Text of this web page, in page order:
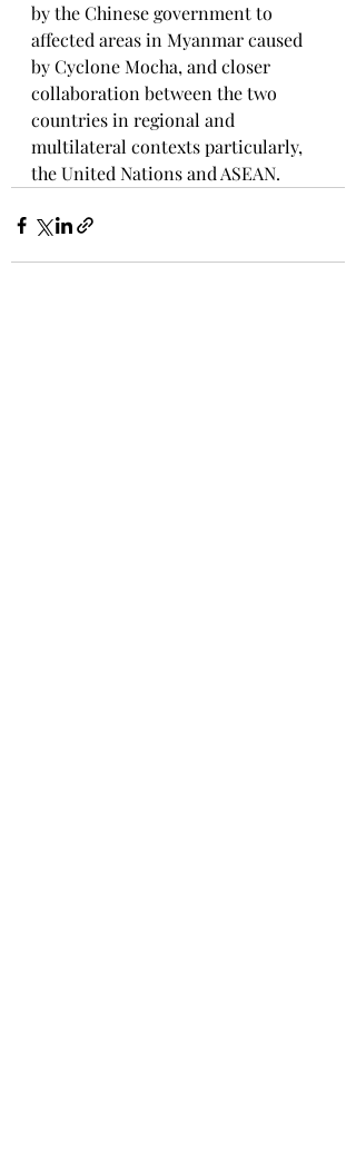
by the Chinese government to
affected areas in Myanmar caused
by Cyclone Mocha, and closer
collaboration between the two
countries in regional and
multilateral contexts particularly,
the United Nations and ASEAN.